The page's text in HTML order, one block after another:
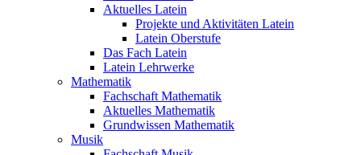
Aktuelles Latein
Projekte und Aktivitäten Latein
Latein Oberstufe
Das Fach Latein
Latein Lehrwerke
Mathematik
Fachschaft Mathematik
Aktuelles Mathematik
Grundwissen Mathematik
Musik